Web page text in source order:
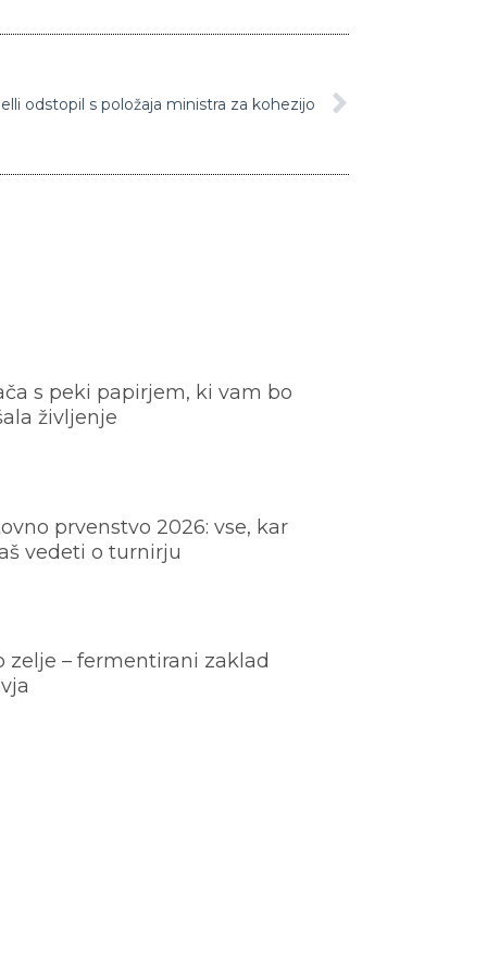
odstopil s položaja ministra za kohezijo
s peki papirjem, ki vam bo
življenje
prvenstvo 2026: vse, kar
vedeti o turnirju
zelje – fermentirani zaklad